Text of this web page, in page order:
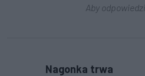
Aby
Nagonka trwa